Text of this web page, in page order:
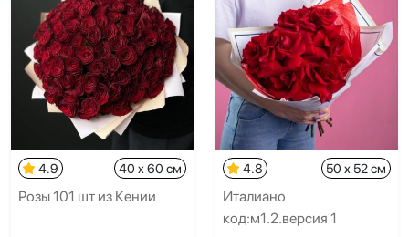
4.9 40 x 60 см
Розы 101 шт из Кении
4.8 50 x 52 см
Италиано
код:м1.2.версия 1